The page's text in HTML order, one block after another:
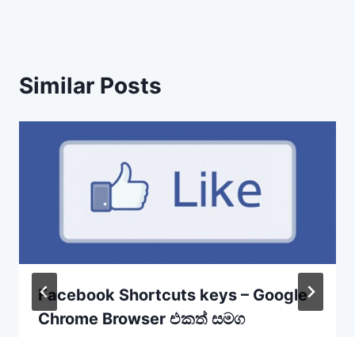
Similar Posts
Facebook Shortcuts keys – Google
Chrome Browser එකත් සමග